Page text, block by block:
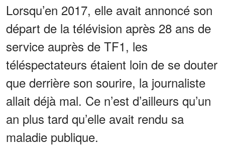
Lorsqu’en 2017, elle avait annoncé son
départ de la télévision après 28 ans de
service auprès de TF1, les
téléspectateurs étaient loin de se douter
que derrière son sourire, la journaliste
allait déjà mal. Ce n’est d’ailleurs qu’un
an plus tard qu’elle avait rendu sa
maladie publique.